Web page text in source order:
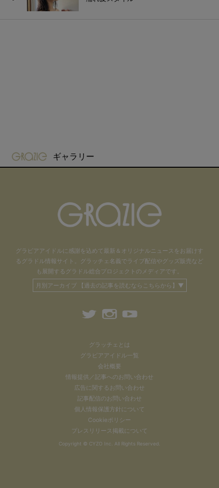
gravure-grazie
ギャラリー
グラビアアイドルに感謝を込めて 最新＆オリジナルニュースをお届けす
るグラドル情報サイト。
グラッチェ名義でライブ配信や グッズ販売など
も 展開するグラドル総合プロジェクトのメディアです。
月別アーカイブ 【過去の記事を読むならこちらから】▼
グラッチェとは
グラビアアイドル一覧
会社概要
情報提供／記事へのお問い合わせ
広告に関するお問い合わせ
記事配信のお問い合わせ
個人情報保護方針について
Cookieポリシー
プレスリリース掲載について
Copyright © CYZO Inc. All Rights Reserved.